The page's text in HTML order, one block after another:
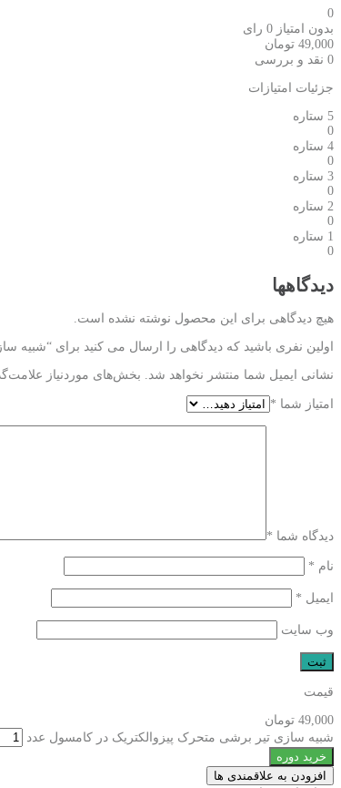
0
بدون امتیاز 0 رای
49,000 تومان
0 نقد و بررسی
جزئیات امتیازات
5 ستاره
0
4 ستاره
0
3 ستاره
0
2 ستاره
0
1 ستاره
0
دیدگاهها
هیچ دیدگاهی برای این محصول نوشته نشده است.
اولین نفری باشید که دیدگاهی را ارسال می کنید برای “شبیه
نشانی ایمیل شما منتشر نخواهد شد. بخش‌های موردنیاز
امتیاز شما *
دیدگاه شما *
نام *
ایمیل *
وب‌ سایت
قیمت
49,000 تومان
شبیه سازی تیر برشی متحرک پیزوالکتریک در کامسول عدد
خرید دوره
افزودن به علاقمندی ها